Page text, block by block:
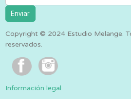
Enviar
Copyright © 2024 Estudio Melange.
reservados.
Información legal